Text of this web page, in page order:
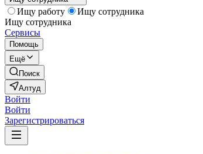
Ищу работу
Ищу сотрудника
Ищу сотрудника
Сервисы
Помощь
Ещё
Поиск
Алтуд
Войти
Войти
Зарегистрироваться